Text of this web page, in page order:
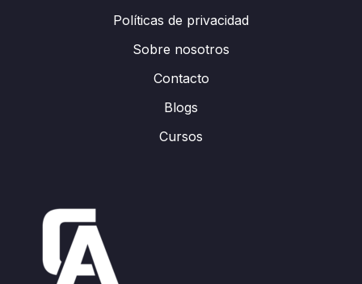
Políticas de privacidad
Sobre nosotros
Contacto
Blogs
Cursos